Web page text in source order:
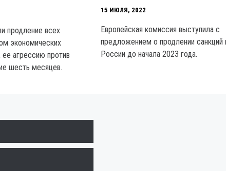
продление всех
экономических
агрессию против
шесть месяцев.
15 ИЮЛЯ, 2022
Европейская комиссия выступила с
предложением о продлении санкций
России до начала 2023 года.